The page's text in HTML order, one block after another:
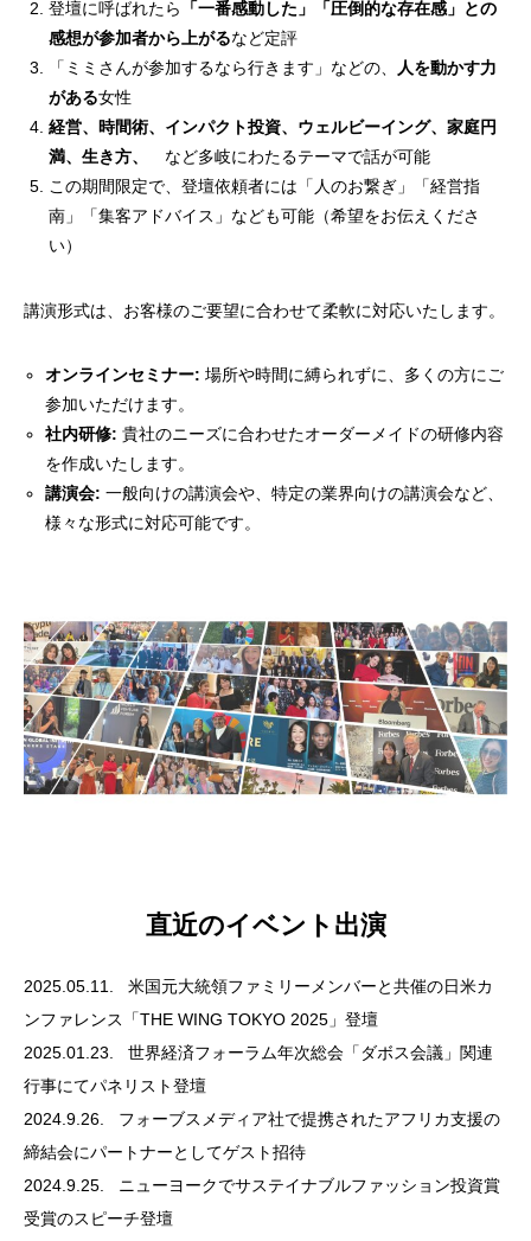
登壇に呼ばれたら
「一番感動した」「圧倒的な存在感」との
感想が参加者から上がるなど定評
「ミミさんが参加するなら行きます」などの、
人を動かす力
がある女性
経営、時間術、インパクト投資、ウェルビーイング、家庭円
満、生き方、
など多岐にわたるテーマで話が可能
この期間限定で、登壇依頼者には「人のお繋ぎ」「経営指
南」「集客アドバイス」なども可能（希望をお伝えくださ
い）
講演形式は、お客様のご要望に合わせて柔軟に対応いたします。
オンラインセミナー: 場所や時間に縛られずに、多くの方にご
参加いただけます。
社内研修: 貴社のニーズに合わせたオーダーメイドの研修内容
を作成いたします。
講演会: 一般向けの講演会や、特定の業界向けの講演会など、
様々な形式に対応可能です。
直近のイベント出演
2025.05.11.
米国元大統領ファミリーメンバーと共催の日米カ
ンファレンス「THE WING TOKYO 2025」登壇
2025.01.23.
世界経済フォーラム年次総会「ダボス会議」関連
行事にてパネリスト登壇
2024.9.26.
フォーブスメディア社で提携されたアフリカ支援の
締結会にパートナーとしてゲスト招待
2024.9.25.
ニューヨークでサステイナブルファッション投資賞
受賞のスピーチ登壇